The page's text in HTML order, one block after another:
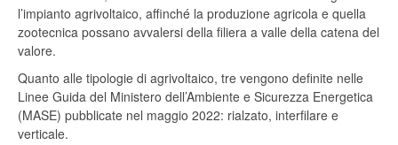
l’impianto agrivoltaico, affinché la produzione agricola e quella
zootecnica possano avvalersi della filiera a valle della catena del
valore.
Quanto alle tipologie di agrivoltaico, tre vengono definite nelle
Linee Guida del Ministero dell’Ambiente e Sicurezza Energetica
(MASE) pubblicate nel maggio 2022: rialzato, interfilare e
verticale.